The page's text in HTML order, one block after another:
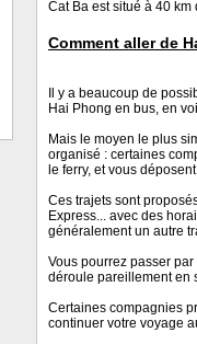
Cat Ba est situé à 40
Comment aller de
Il y a beaucoup de
Hai Phong en bus, en
Mais le moyen le plus
organisé : certaines
le ferry, et vous
Ces trajets sont
Express... avec des
généralement un autre
Vous pourrez passer
déroule pareillement en
Certaines compagnies
continuer votre voyage